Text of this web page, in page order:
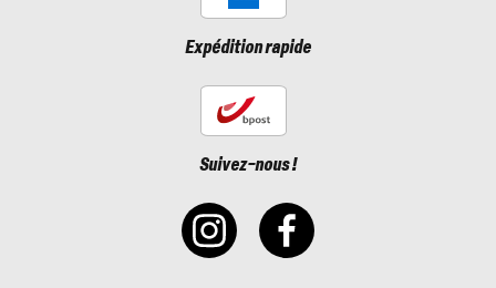
Expédition rapide
Suivez-nous !